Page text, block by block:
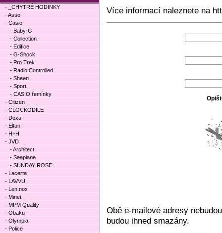
Více informací naleznete na
Obě e-mailové adresy
budou ihned smazány.
- _CHYTRÉ HODINKY
- Asso
- Casio
- Baby-G
- Collection
- Edifice
- G-Shock
- Pro Trek
- Radio Controlled
- Sheen
- Sport
- CASIO řemínky
- Citizen
- CLOCKODILE
- Doxa
- Elton
- H+H
- JVD
- Architect
- Seaplane
- SUNDAY ROSE
- Lacerta
- LAVVU
- Len.nox
- Minet
- MPM Quality
- Obaku
- Olympia
- Police